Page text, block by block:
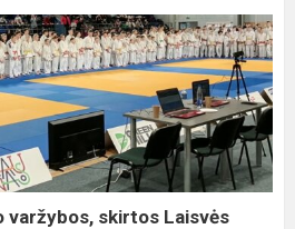
varžybos, skirtos Laisvės